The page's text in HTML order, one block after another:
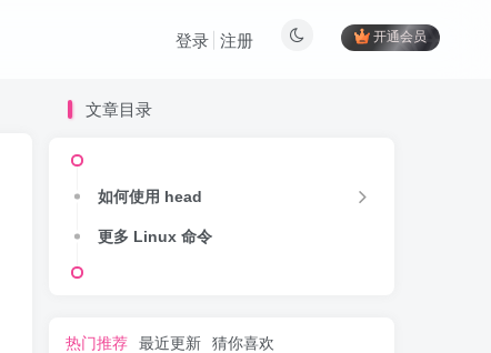
开通会员
登录 注册
文章目录
如何使用 head
更多 Linux 命令
热门推荐 最近更新 猜你喜欢